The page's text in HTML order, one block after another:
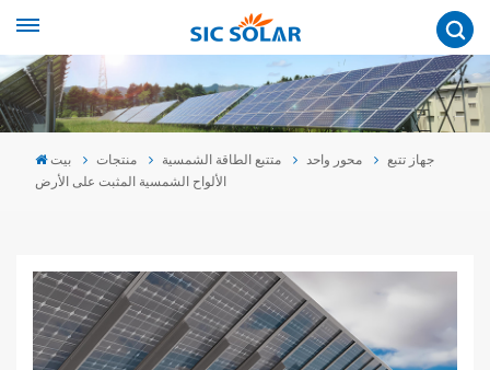
بيت منتجات متتبع الطاقة الشمسية محور واحد
جهاز تتبع
الألواح الشمسية المثبت على الأرض